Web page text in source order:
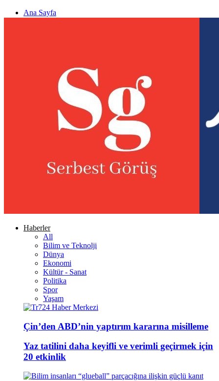
Ana Sayfa
Haberler
All
Bilim ve Teknolji
Dünya
Ekonomi
Kültür - Sanat
Politika
Spor
Yaşam
Çin’den ABD’nin yaptırım kararına misilleme
Yaz tatilini daha keyifli ve verimli geçirmek için
20 etkinlik